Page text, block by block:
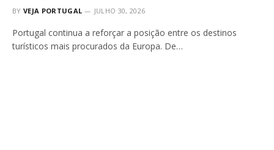
BY VEJA PORTUGAL JULHO 30, 2026
Portugal continua a reforçar a posição entre os destinos
turísticos mais procurados da Europa. De…